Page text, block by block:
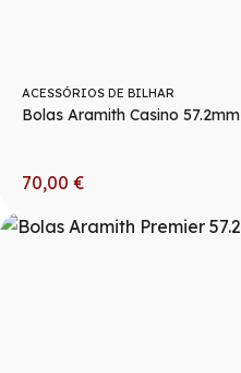
ACESSÓRIOS DE BILHAR
Bolas Aramith Casino 57.2mm
70,00 €